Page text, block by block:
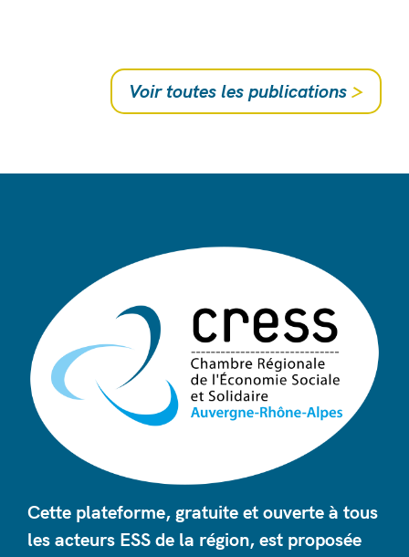
Voir toutes les publications >
Cette plateforme, gratuite et ouverte à tous
les acteurs ESS de la région, est proposée